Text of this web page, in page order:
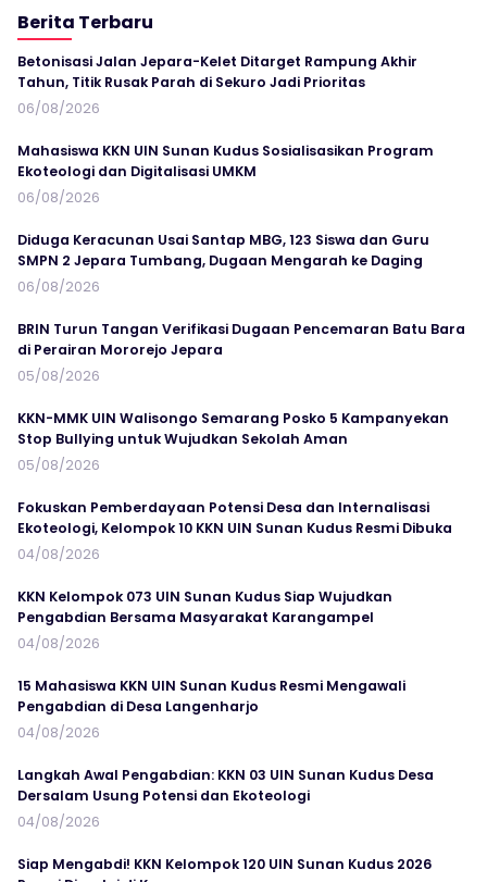
Berita Terbaru
Betonisasi Jalan Jepara-Kelet Ditarget Rampung Akhir
Tahun, Titik Rusak Parah di Sekuro Jadi Prioritas
06/08/2026
Mahasiswa KKN UIN Sunan Kudus Sosialisasikan Program
Ekoteologi dan Digitalisasi UMKM
06/08/2026
Diduga Keracunan Usai Santap MBG, 123 Siswa dan Guru
SMPN 2 Jepara Tumbang, Dugaan Mengarah ke Daging
06/08/2026
BRIN Turun Tangan Verifikasi Dugaan Pencemaran Batu Bara
di Perairan Mororejo Jepara
05/08/2026
KKN-MMK UIN Walisongo Semarang Posko 5 Kampanyekan
Stop Bullying untuk Wujudkan Sekolah Aman
05/08/2026
Fokuskan Pemberdayaan Potensi Desa dan Internalisasi
Ekoteologi, Kelompok 10 KKN UIN Sunan Kudus Resmi Dibuka
04/08/2026
KKN Kelompok 073 UIN Sunan Kudus Siap Wujudkan
Pengabdian Bersama Masyarakat Karangampel
04/08/2026
15 Mahasiswa KKN UIN Sunan Kudus Resmi Mengawali
Pengabdian di Desa Langenharjo
04/08/2026
Langkah Awal Pengabdian: KKN 03 UIN Sunan Kudus Desa
Dersalam Usung Potensi dan Ekoteologi
04/08/2026
Siap Mengabdi! KKN Kelompok 120 UIN Sunan Kudus 2026